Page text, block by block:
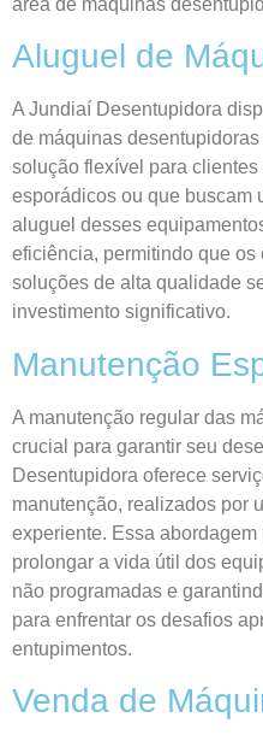
Aluguel de
A Jundiaí Desentupidora
de máquinas
solução flexível para
esporádicos ou que buscam
aluguel desses
eficiência, permitindo que os
soluções de alta qualidade
investimento significativo.
Manutenção
A manutenção regular das
crucial para garantir seu
Desentupidora oferece
manutenção, realizados por
experiente. Essa
prolongar a vida útil dos
não programadas e
para enfrentar os desafios
entupimentos.
Venda de